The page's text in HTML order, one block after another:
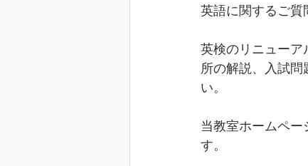
英語に関するご質
英検のリニューア
所の解説、入試
い。
当教室ホームペ
す。